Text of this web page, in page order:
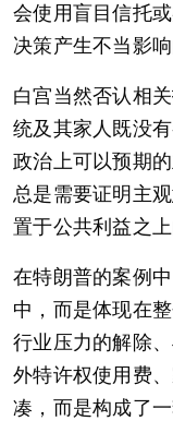
会使用盲目信托
决策产生不当影响
白宫当然否认相
统及其家人既没
政治上可以预期
总是需要证明主
置于公共利益之
在特朗普的案例
中，而是体现在
行业压力的解除
外特许权使用费
凑，而是构成了